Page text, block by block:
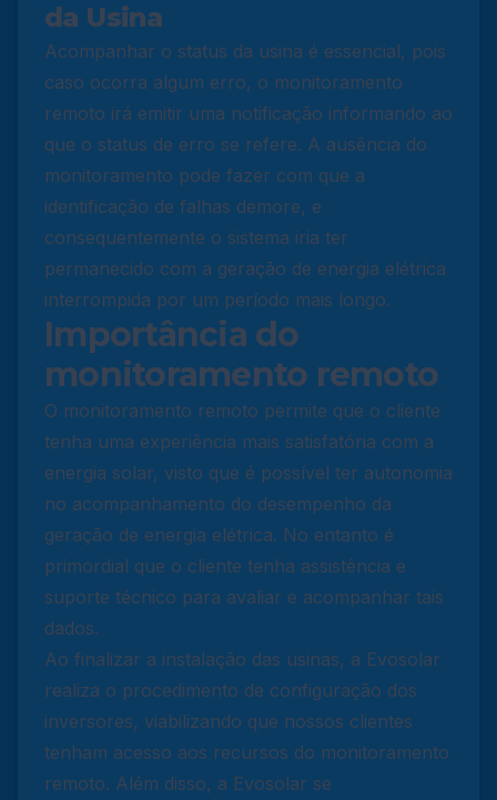
da Usina
Acompanhar o status da usina é essencial, pois
caso ocorra algum erro, o monitoramento
remoto irá emitir uma notificação informando ao
que o status de erro se refere. A ausência do
monitoramento pode fazer com que a
identificação de falhas demore, e
consequentemente o sistema iria ter
permanecido com a geração de energia elétrica
interrompida por um período mais longo.
Importância do
monitoramento remoto
O monitoramento remoto permite que o cliente
tenha uma experiência mais satisfatória com a
energia solar, visto que é possível ter autonomia
no acompanhamento do desempenho da
geração de energia elétrica. No entanto é
primordial que o cliente tenha assistência e
suporte técnico para avaliar e acompanhar tais
dados.
Ao finalizar a instalação das usinas, a Evosolar
realiza o procedimento de configuração dos
inversores, viabilizando que nossos clientes
tenham acesso aos recursos do monitoramento
remoto. Além disso, a Evosolar se